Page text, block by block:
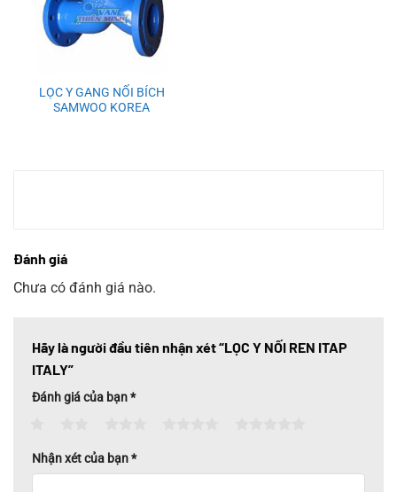
LỌC Y GANG NỐI BÍCH
SAMWOO KOREA
Đánh giá
Chưa có đánh giá nào.
Hãy là người đầu tiên nhận xét “LỌC Y NỐI REN ITAP
ITALY”
Đánh giá của bạn*
Nhận xét của bạn*